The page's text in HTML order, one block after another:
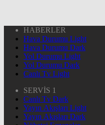
HABERLER
Hava Durumu Light
Hava Durumu Dark
Yol Durumu Light
Yol Durumu Dark
Canlı Tv Light
SERVİS 1
Canlı Tv Dark
Yayın Akışları Light
Yayın Akışları Dark